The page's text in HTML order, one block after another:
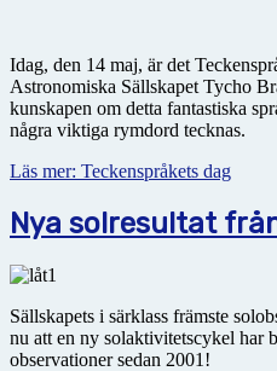
Idag, den 14 maj, är det
Astronomiska Sällskapet Tycho
kunskapen om detta fantastiska
några viktiga rymdord tecknas.
Läs mer: Teckenspråkets dag
Nya solresultat
Sällskapets i särklass främste
nu att en ny solaktivitetscykel har
observationer sedan 2001!